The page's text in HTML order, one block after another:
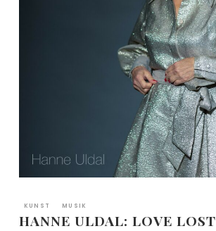
KUNST MUSIK
HANNE ULDAL: LOVE LOST